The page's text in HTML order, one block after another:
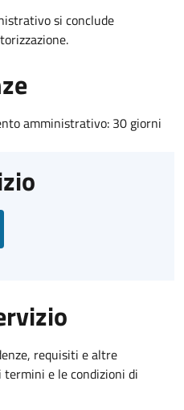
si conclude
amministrativo: 30 giorni
requisiti e altre
e le condizioni di